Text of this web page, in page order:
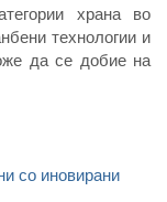
храна во
технологии и
да се добие на
со иновирани